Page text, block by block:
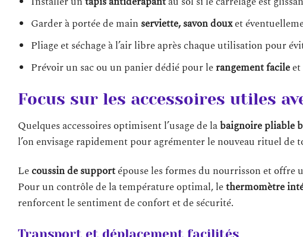
Garder à portée de main serviette, savon douxet
Pliage et séchage à l’air libre après chaque utilisation pour
Prévoir un sac ou un panier dédié pour lerangement facile
Focus sur les accessoires utiles
Quelques accessoires optimisent l’usage de labaignoire pliable
l’on envisage rapidement pour agrémenter le nouveau rituel de
Lecoussin de supportépouse les formes du nourrisson et offre
Pour un contrôle de la température optimal, lethermomètre
renforcent le sentiment de confort et de sécurité.
Transport et déplacement facilités